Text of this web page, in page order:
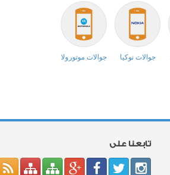
جوالات نوكيا جوالات موتورولا
تابعنا على